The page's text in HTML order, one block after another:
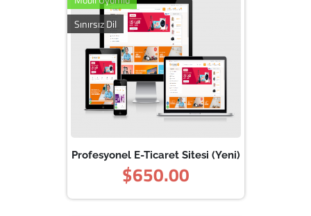
Sınırsız Dil
Profesyonel E-Ticaret Sitesi (Yeni)
$650.00